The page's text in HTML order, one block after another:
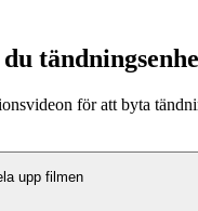
för att byta
upp filmen